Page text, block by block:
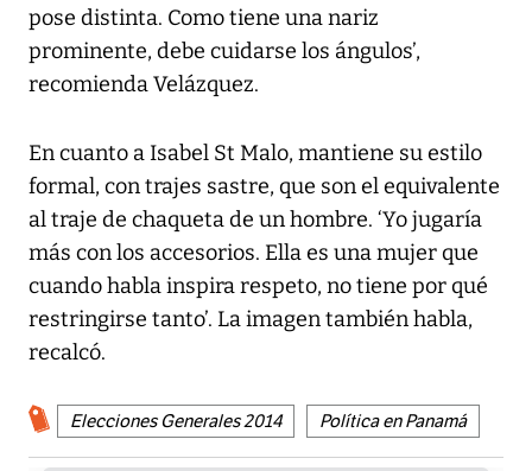
pose distinta. Como tiene una nariz
prominente, debe cuidarse los ángulos’,
recomienda Velázquez.
En cuanto a Isabel St Malo, mantiene su estilo
formal, con trajes sastre, que son el equivalente
al traje de chaqueta de un hombre. ‘Yo jugaría
más con los accesorios. Ella es una mujer que
cuando habla inspira respeto, no tiene por qué
restringirse tanto’. La imagen también habla,
recalcó.
Elecciones Generales 2014 Política en Panamá